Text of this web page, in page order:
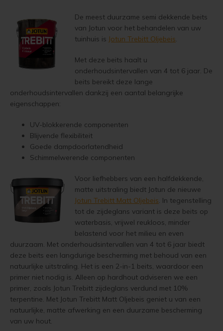
Geïmpregneerd hout behandelen
Geïmpregneerd hout olien
Geïmpregneerd hout beitsen
Geïmpregneerd hout verven
Grenen behandelen
Grenen oliën
Grenen beitsen
Grenen verven
Lariks Hout Behandelen
Lariks hout beitsen
Lariks hout verven
Red Cedar behandelen
Red Cedar oliën
Olympic Oil Stain 716 overschilderen
Olympic Oil Stain 716 alternatief
Olympic Oil Stain 717 overschilderen
Olympic Oil Stain 727 overschilderen
Olympic Stain 911 overschilderen
Houten vloer wit verven
Houten vloer verven met de meest slijtvaste verf van Jotun
Houten vloer grijs verven
Jotun Lady kleur 7163 Minty Breeze
De meest duurzame semi dekkende beits
van Jotun voor het behandelen van uw
tuinhuis is Jotun Trebitt Oljebeis.
Met deze beits haalt u
onderhoudsintervallen van 4 tot 6 jaar. De
beits bereikt deze lange
onderhoudsintervallen dankzij een aantal belangrijke
eigenschappen:
UV-blokkerende componenten
Blijvende flexibiliteit
Goede dampdoorlatendheid
Schimmelwerende componenten
Voor liefhebbers van een halfdekkende,
matte uitstraling biedt Jotun de nieuwe
Jotun Trebitt Matt Oljebeis. In tegenstelling
tot de zijdeglans variant is deze beits op
waterbasis, vrijwel reukloos, minder
belastend voor het milieu en even
duurzaam. Met onderhoudsintervallen van 4 tot 6 jaar biedt
deze beits een langdurige bescherming met behoud van een
natuurlijke uitstraling. Het is een 2-in-1 beits, waardoor een
primer niet nodig is. Alleen op hardhout adviseren we een
primer, zoals Jotun Trebitt zijdeglans verdund met 10%
terpentine. Met Jotun Trebitt Matt Oljebeis geniet u van een
natuurlijke, matte afwerking en een duurzame bescherming
van uw hout.